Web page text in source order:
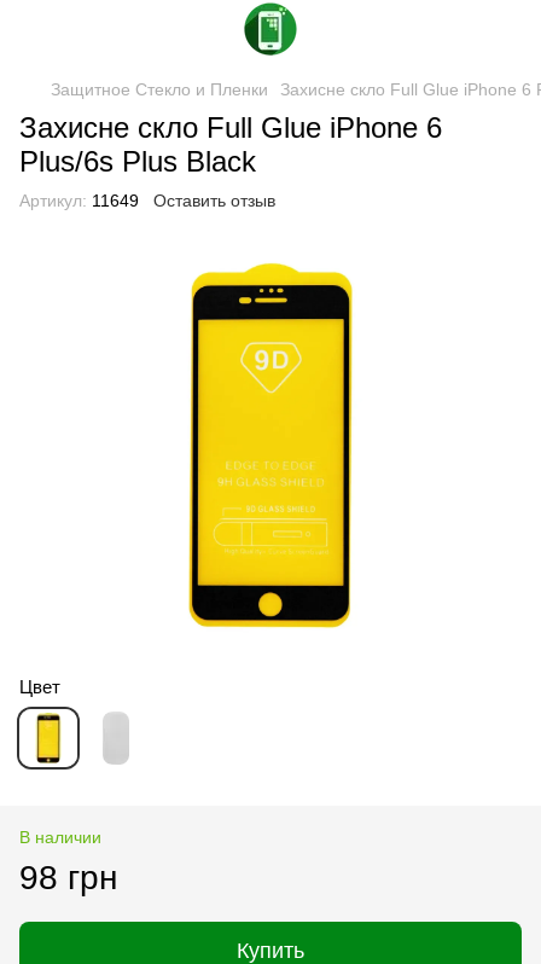
Защитное Стекло и Пленки Захисне скло Full Glue iPhone 6
Захисне скло Full Glue iPhone 6
Plus/6s Plus Black
Артикул: 11649 Оставить отзыв
Цвет
В наличии
98 грн
Купить